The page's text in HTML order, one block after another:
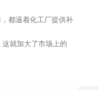
都逼着化工厂提供补
就加大了市场上的